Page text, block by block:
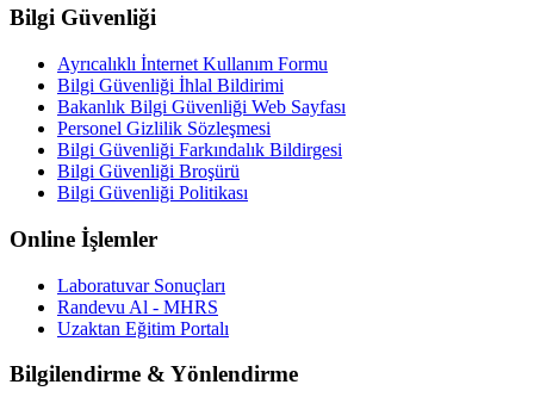
Bilgi Güvenliği
Ayrıcalıklı İnternet Kullanım Formu
Bilgi Güvenliği İhlal Bildirimi
Bakanlık Bilgi Güvenliği Web Sayfası
Personel Gizlilik Sözleşmesi
Bilgi Güvenliği Farkındalık Bildirgesi
Bilgi Güvenliği Broşürü
Bilgi Güvenliği Politikası
Online İşlemler
Laboratuvar Sonuçları
Randevu Al - MHRS
Uzaktan Eğitim Portalı
Bilgilendirme & Yönlendirme